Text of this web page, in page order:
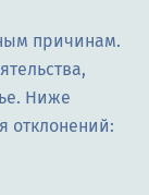
причинам.
Ниже
отклонений: